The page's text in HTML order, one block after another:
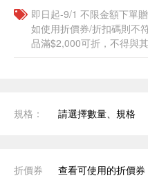
即日起-9/1 不限金額下單
如使用折價券/折扣碼則不
品滿$2,000可折，不得與
規格： 請選擇數量、規格
折價券 查看可使用的折價券